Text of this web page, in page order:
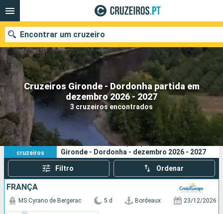
Cruzeiros Gironde - Dordonha partida em
dezembro 2026 - 2027
3 cruzeiros encontrados
Encontrar um cruzeiro
Quando ir?
Data de partida
Portos Companhias
Pesquisar
3
cruzeiros
Os seus critérios de pesquisa:
Gironde - Dordonha - dezembro 2026 - 2027
Filtro Ordenar
FRANÇA
MS Cyrano de Bergerac 5 d Bordeaux 23/12/2026